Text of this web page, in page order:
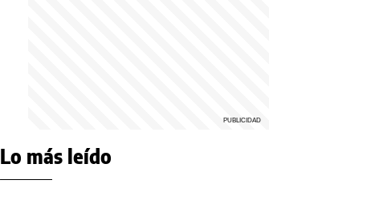
Lo más leído